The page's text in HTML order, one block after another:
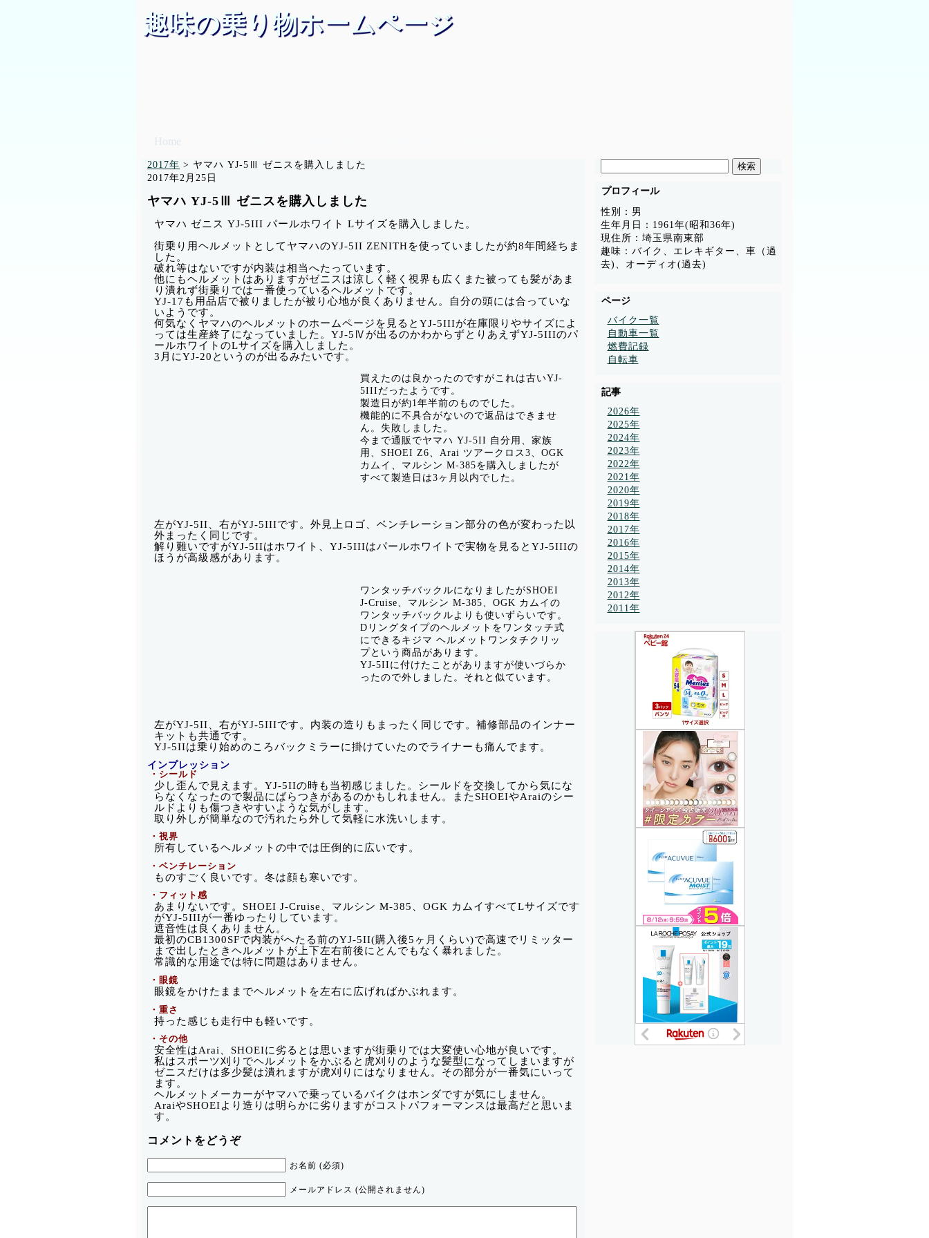
趣味の乗り物ホームページ
Home
2017年 > ヤマハ YJ-5Ⅲ ゼニスを購入しました
2017年2月25日
ヤマハ YJ-5Ⅲ ゼニスを購入しました
ヤマハ ゼニス YJ-5III パールホワイト Lサイズを購入しました。
街乗り用ヘルメットとしてヤマハのYJ-5II ZENITHを使っていましたが約8年間経ちま
した。
破れ等はないですが内装は相当へたっています。
他にもヘルメットはありますがゼニスは涼しく軽く視界も広くまた被っても髪があま
り潰れず街乗りでは一番使っているヘルメットです。
YJ-17も用品店で被りましたが被り心地が良くありません。自分の頭には合っていな
いようです。
何気なくヤマハのヘルメットのホームページを見るとYJ-5IIIが在庫限りやサイズによ
っては生産終了になっていました。YJ-5Ⅳが出るのかわからずとりあえずYJ-5IIIのパ
ールホワイトのLサイズを購入しました。
3月にYJ-20というのが出るみたいです。
買えたのは良かったのですがこれは古いYJ-
5IIIだったようです。
製造日が約1年半前のものでした。
機能的に不具合がないので返品はできませ
ん。失敗しました。
今まで通販でヤマハ YJ-5II 自分用、家族
用、SHOEI Z6、Arai ツアークロス3、OGK
カムイ、マルシン M-385を購入しましたが
すべて製造日は3ヶ月以内でした。
左がYJ-5II、右がYJ-5IIIです。外見上ロゴ、ベンチレーション部分の色が変わった以
外まったく同じです。
解り難いですがYJ-5IIはホワイト、YJ-5IIIはパールホワイトで実物を見るとYJ-5IIIの
ほうが高級感があります。
ワンタッチバックルになりましたがSHOEI
J-Cruise、マルシン M-385、OGK カムイの
ワンタッチバックルよりも使いずらいです。
Dリングタイプのヘルメットをワンタッチ式
にできるキジマ ヘルメットワンタチクリッ
プという商品があります。
YJ-5IIに付けたことがありますが使いづらか
ったので外しました。それと似ています。
左がYJ-5II、右がYJ-5IIIです。内装の造りもまったく同じです。補修部品のインナー
キットも共通です。
YJ-5IIは乗り始めのころバックミラーに掛けていたのでライナーも痛んでます。
インプレッション
・シールド
少し歪んで見えます。YJ-5IIの時も当初感じました。シールドを交換してから気にな
らなくなったので製品にばらつきがあるのかもしれません。またSHOEIやAraiのシー
ルドよりも傷つきやすいような気がします。
取り外しが簡単なので汚れたら外して気軽に水洗いします。
・視界
所有しているヘルメットの中では圧倒的に広いです。
・ベンチレーション
ものすごく良いです。冬は顔も寒いです。
・フィット感
あまりないです。SHOEI J-Cruise、マルシン M-385、OGK カムイすべてLサイズです
がYJ-5IIIが一番ゆったりしています。
遮音性は良くありません。
最初のCB1300SFで内装がへたる前のYJ-5II(購入後5ヶ月くらい)で高速でリミッター
まで出したときヘルメットが上下左右前後にとんでもなく暴れました。
常識的な用途では特に問題はありません。
・眼鏡
眼鏡をかけたままでヘルメットを左右に広げればかぶれます。
・重さ
持った感じも走行中も軽いです。
・その他
安全性はArai、SHOEIに劣るとは思いますが街乗りでは大変使い心地が良いです。
私はスポーツ刈りでヘルメットをかぶると虎刈りのような髪型になってしまいますが
ゼニスだけは多少髪は潰れますが虎刈りにはなりません。その部分が一番気にいって
ます。
ヘルメットメーカーがヤマハで乗っているバイクはホンダですが気にしません。
AraiやSHOEIより造りは明らかに劣りますがコストパフォーマンスは最高だと思いま
す。
コメントをどうぞ
お名前 (必須)
メールアドレス (公開されません)
プロフィール
性別：男
生年月日：1961年(昭和36年)
現住所：埼玉県南東部
趣味：バイク、エレキギター、車（過
去)、オーディオ(過去)
ページ
バイク一覧
自動車一覧
燃費記録
自転車
記事
2026年
2025年
2024年
2023年
2022年
2021年
2020年
2019年
2018年
2017年
2016年
2015年
2014年
2013年
2012年
2011年